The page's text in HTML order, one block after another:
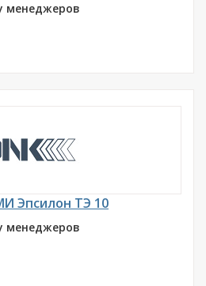
менеджеров
Эпсилон ТЭ 10
менеджеров